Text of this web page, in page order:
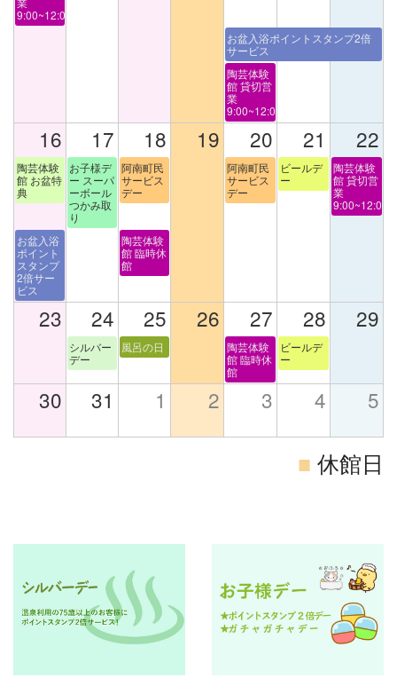
9:00~12:00
お盆入浴ポイントスタンプ2倍
サービス
陶芸体験
館 貸切営
業
9:00~12:00
16 17 18 19 20 21 22
陶芸体験
館 お盆特
典
お子様デ
ー スーパ
ーボール
つかみ取
り
阿南町民
サービス
デー
阿南町民
サービス
デー
ビールデ
ー
陶芸体験
館 貸切営
業
9:00~12:00
お盆入浴
ポイント
スタンプ
2倍サー
ビス
陶芸体験
館 臨時休
館
23 24 25 26 27 28 29
シルバー
デー
風呂の日
陶芸体験
館 臨時休
館
ビールデ
ー
30 31 1 2 3 4 5
■ 休館日